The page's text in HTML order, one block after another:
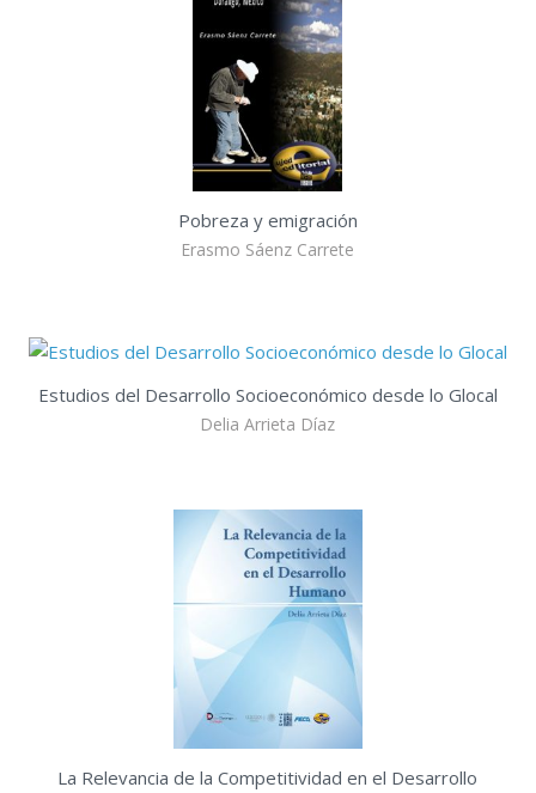
Pobreza y emigración
Erasmo Sáenz Carrete
Estudios del Desarrollo Socioeconómico desde lo Glocal
Delia Arrieta Díaz
La Relevancia de la Competitividad en el Desarrollo